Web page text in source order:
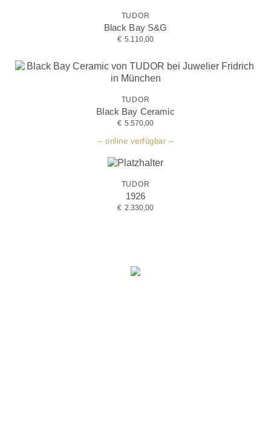
TUDOR
Black Bay S&G
€ 5.110,00
TUDOR
Black Bay Ceramic
€ 5.570,00
– online verfügbar –
TUDOR
1926
€ 2.330,00